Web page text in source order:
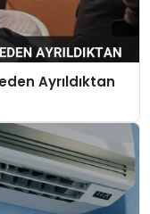
Ayrıldıktan